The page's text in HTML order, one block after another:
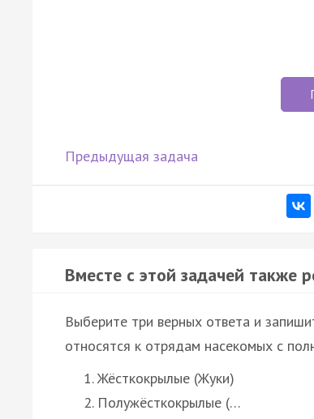
Предыдущая задача
Вместе с этой задачей также
Выберите три верных ответа и
относятся к отрядам насекомых с
Жёсткокрылые (Жуки)
Полужёсткокрылые (…